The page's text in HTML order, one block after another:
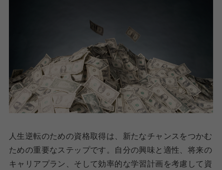
人生逆転のための資格取得は、新たなチャンスをつかむ
ための重要なステップです。自分の興味と適性、将来の
キャリアプラン、そして効率的な学習計画を考慮して資